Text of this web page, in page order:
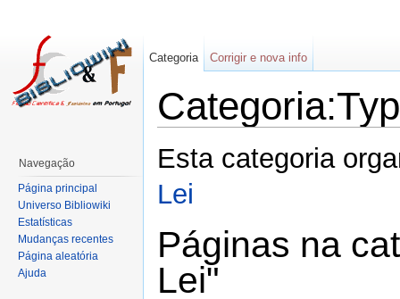
Esta categoria
Lei
Páginas na
Lei"
Categoria Corrigir e nova info
Navegação
Página principal
Universo Bibliowiki
Estatísticas
Mudanças recentes
Página aleatória
Ajuda